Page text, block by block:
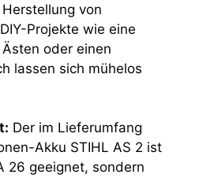
von
Projekte wie eine
oder einen
lassen sich mühelos
Der im Lieferumfang
Akku STIHL AS 2 ist
26 geeignet, sondern